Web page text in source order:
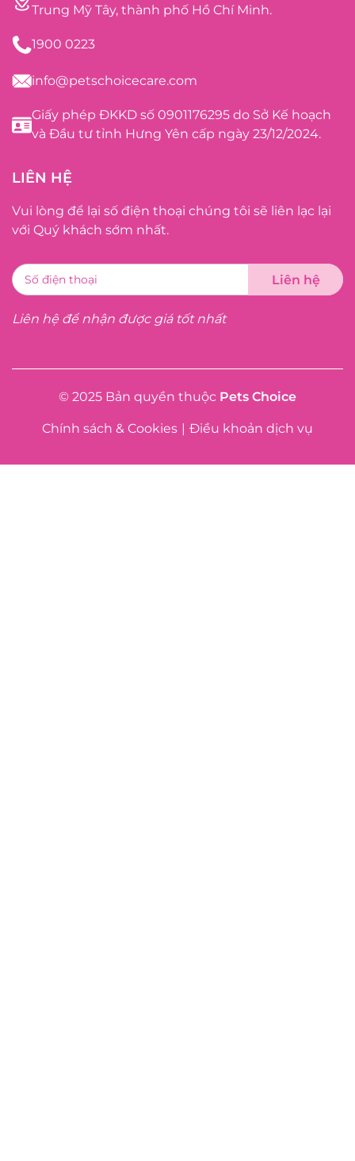
Trung Mỹ Tây, thành phố Hồ Chí Minh.
1900 0223
info@petschoicecare.com
Giấy phép ĐKKD số 0901176295 do Sở Kế hoạch
và Đầu tư tỉnh Hưng Yên cấp ngày 23/12/2024.
LIÊN HỆ
Vui lòng để lại số điện thoại chúng tôi sẽ liên lạc lại
với Quý khách sớm nhất.
Liên hệ để nhận được giá tốt nhất
© 2025 Bản quyền thuộc Pets Choice
Chính sách & Cookies Điều khoản dịch vụ